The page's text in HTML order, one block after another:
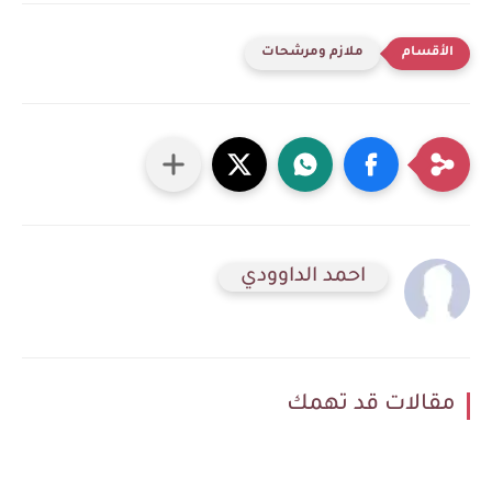
ملازم ومرشحات
احمد الداوودي
مقالات قد تهمك